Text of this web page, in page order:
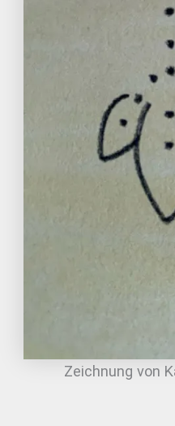
Zeichnung von